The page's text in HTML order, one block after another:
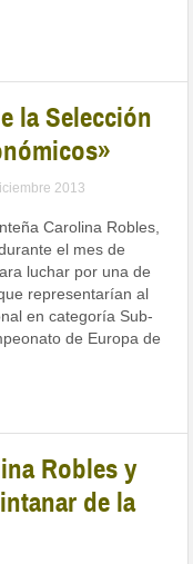
la Selección
2013
Carolina Robles,
el mes de
luchar por una de
representarían al
en categoría Sub-
de Europa de
Robles y
de la